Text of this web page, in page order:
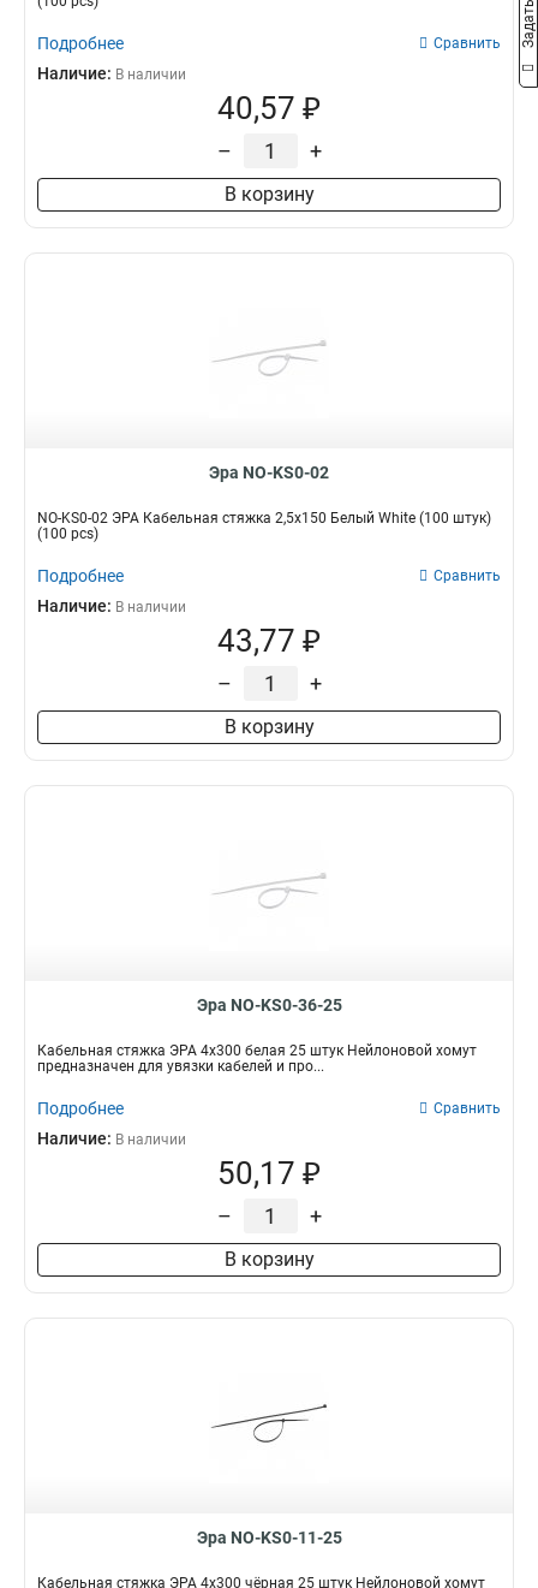
Подробнее Сравнить
Наличие: В наличии
40,57 ₽
– +
В корзину
Эра NO-KS0-02
NO-KS0-02 ЭРА Кабельная стяжка 2,5х150 Белый White (100 штук)
(100 pcs)
Подробнее Сравнить
Наличие: В наличии
43,77 ₽
– +
В корзину
Эра NO-KS0-36-25
Кабельная стяжка ЭРА 4x300 белая 25 штук Нейлоновой хомут
предназначен для увязки кабелей и про...
Подробнее Сравнить
Наличие: В наличии
50,17 ₽
– +
В корзину
Эра NO-KS0-11-25
Кабельная стяжка ЭРА 4x300 чёрная 25 штук Нейлоновой хомут